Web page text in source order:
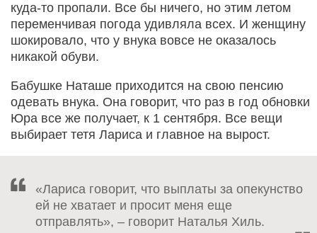
куда-то пропали. Все бы ничего, но этим летом
переменчивая погода удивляла всех. И женщину
шокировало, что у внука вовсе не оказалось
никакой обуви.
Бабушке Наташе приходится на свою пенсию
одевать внука. Она говорит, что раз в год обновки
Юра все же получает, к 1 сентября. Все вещи
выбирает тетя Лариса и главное на вырост.
«Лариса говорит, что выплаты за опекунство
ей не хватает и просит меня еще
отправлять», – говорит Наталья Хиль.